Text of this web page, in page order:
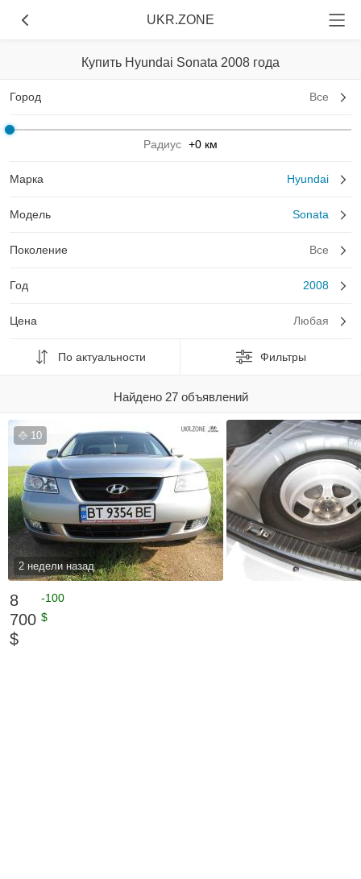
UKR.ZONE
Купить Hyundai Sonata 2008 года
Город Все
Радиус +0 км
Марка Hyundai
Модель Sonata
Поколение Все
Год 2008
Цена Любая
По актуальности Фильтры
Найдено 27 объявлений
10
2 недели назад
8
700
$
-100
$